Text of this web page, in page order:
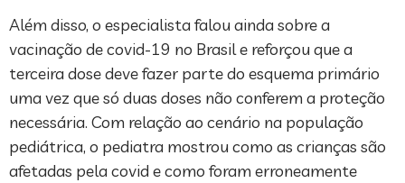
Além disso, o especialista falou ainda sobre a
vacinação de covid-19 no Brasil e reforçou que a
terceira dose deve fazer parte do esquema primário
uma vez que só duas doses não conferem a proteção
necessária. Com relação ao cenário na população
pediátrica, o pediatra mostrou como as crianças são
afetadas pela covid e como foram erroneamente